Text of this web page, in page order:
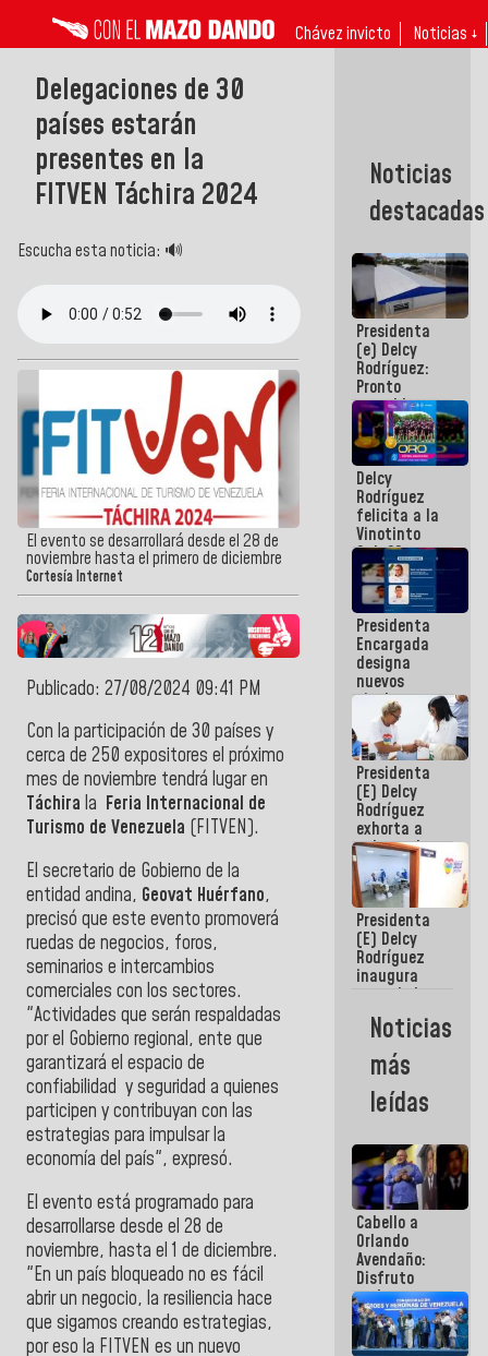
Chávez invicto Noticias ↓
Delegaciones de 30
países estarán
presentes en la
FITVEN Táchira 2024
Escucha esta noticia: 🔊
El evento se desarrollará desde el 28 de
noviembre hasta el primero de diciembre
Cortesía Internet
Publicado: 27/08/2024 09:41 PM
Con la participación de 30 países y
cerca de 250 expositores el próximo
mes de noviembre tendrá lugar en
Táchira la Feria Internacional de
Turismo de Venezuela (FITVEN).
El secretario de Gobierno de la
entidad andina, Geovat Huérfano,
precisó que este evento promoverá
ruedas de negocios, foros,
seminarios e intercambios
comerciales con los sectores.
"Actividades que serán respaldadas
por el Gobierno regional, ente que
garantizará el espacio de
confiabilidad y seguridad a quienes
participen y contribuyan con las
estrategias para impulsar la
economía del país", expresó.
El evento está programado para
desarrollarse desde el 28 de
noviembre, hasta el 1 de diciembre.
"En un país bloqueado no es fácil
abrir un negocio, la resiliencia hace
que sigamos creando estrategias,
por eso la FITVEN es un nuevo
Noticias
destacadas
Presidenta
(e) Delcy
Rodríguez:
Pronto
restableceremos
las
operaciones
en el
Aeropuerto
Internacional
de
Maiquetía
Delcy
Rodríguez
felicita a la
Vinotinto
Sub 20
campeona
frente
México Sub
23 en los
Centroamericanos
Presidenta
Encargada
designa
nuevos
titulares en
Viceministerio
de Energía
Eléctrica y
CORPOELEC
Presidenta
(E) Delcy
Rodríguez
exhorta a
gobernadores
y alcaldes a
edificar
casas para
abuelos
Presidenta
(E) Delcy
Rodríguez
inaugura
casa de los
Abuelos
Primavera
en Caracas
Noticias
más
leídas
Cabello a
Orlando
Avendaño:
Disfruto
cada vez
que escribes
porque lo